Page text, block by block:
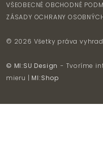
VŠEOBECNÉ OBCHODNÉ
ZÁSADY OCHRANY
© 2026 Všetky práva
© MI:SU Design - Tvoríme
mieru | MI:Shop